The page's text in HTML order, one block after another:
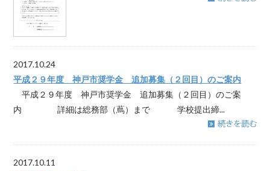
2017.10.24
平成２９年度 神戸市奨学金 追加募集（２回目）のご案内
平成２９年度 神戸市奨学金 追加募集（２回目）のご案
内 詳細は総務部（蔦）まで 学校提出締...
2017.10.11